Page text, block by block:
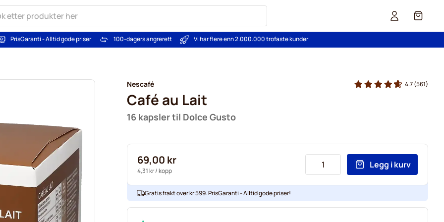
Cart
PrisGaranti - Alltid gode priser 100-dagers angrerett Vi har flere enn 2.000.000 trofaste kunder
Nescafé
Café au Lait
16 kapsler til Dolce Gusto
4.7(561)
69,00 kr
4,31 kr/ kopp
Legg i kurv
Gratis frakt over kr 599. PrisGaranti - Alltid gode priser!